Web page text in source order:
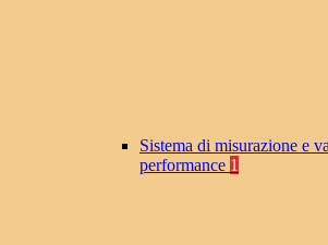
Sistema di misurazione e
performance 1